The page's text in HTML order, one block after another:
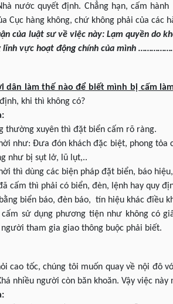
nước quyết định. Chẳng hạn, cấm
Cục hàng không, chứ không phải của các
của luật sư về việc này: Lạm quyền do
lĩnh vực hoạt động chính của mình
dân làm thế nào để biết mình bị cấm
khi thì không có?
thường xuyên thì đặt biển cấm rõ ràng.
như: Đưa đón khách đặc biệt, phong tỏa
như bị sụt lở, lũ lụt,..
thì dùng các biện pháp đặt biển, báo
cấm thì phải có biển, đèn, lệnh hay quy
biển báo, đèn báo, tín hiệu khác điều
cấm sử dụng phương tiện như không có
người tham gia giao thông buộc phải biết.
cao tốc, chúng tôi muốn quay về nội đô
nhiều người còn băn khoăn. Vậy việc